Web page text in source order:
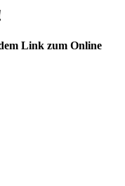
Link zum Online